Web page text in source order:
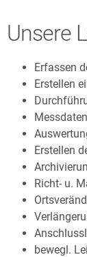
Unsere
Erfassen
Erstellen
Erstellen
Richt- u.
bewegl.